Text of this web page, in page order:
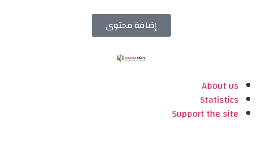
إضافة محتوى
About us
Statistics
Support the site